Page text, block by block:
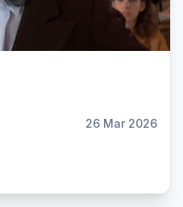
26 Mar 2026